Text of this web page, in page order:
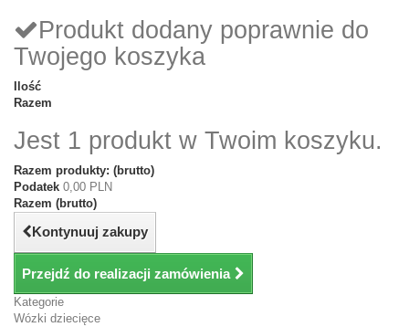
Produkt dodany poprawnie do
Twojego koszyka
Ilość
Razem
Jest 1 produkt w Twoim koszyku.
Razem produkty: (brutto)
Podatek 0,00 PLN
Razem (brutto)
Kontynuuj zakupy
Przejdź do realizacji zamówienia
Kategorie
Wózki dziecięce